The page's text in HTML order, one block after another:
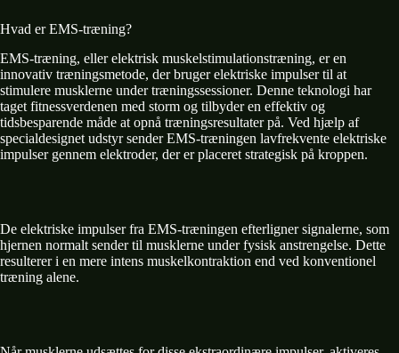
Hvad er EMS-træning?
EMS-træning, eller elektrisk muskelstimulationstræning, er en
innovativ træningsmetode, der bruger elektriske impulser til at
stimulere musklerne under træningssessioner. Denne teknologi har
taget fitnessverdenen med storm og tilbyder en effektiv og
tidsbesparende måde at opnå træningsresultater på. Ved hjælp af
specialdesignet udstyr sender EMS-træningen lavfrekvente elektriske
impulser gennem elektroder, der er placeret strategisk på kroppen.
De elektriske impulser fra EMS-træningen efterligner signalerne, som
hjernen normalt sender til musklerne under fysisk anstrengelse. Dette
resulterer i en mere intens muskelkontraktion end ved konventionel
træning alene.